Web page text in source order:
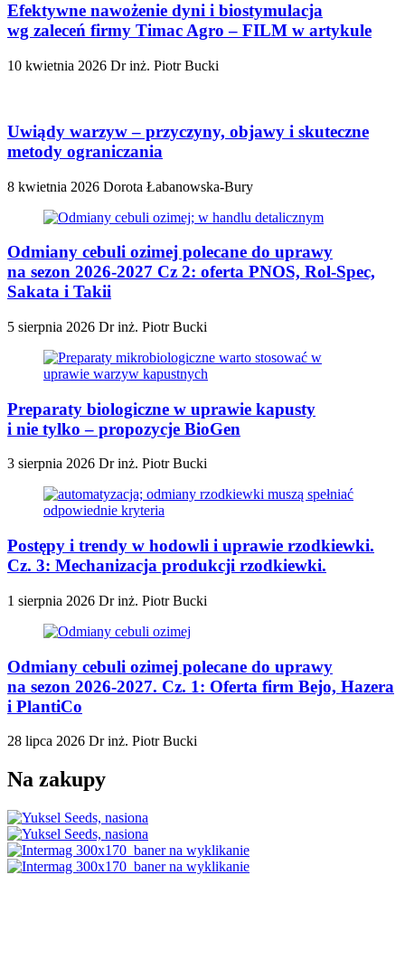
Efektywne nawożenie dyni i biostymulacja
wg zaleceń firmy Timac Agro – FILM w artykule
10 kwietnia 2026 Dr inż. Piotr Bucki
Uwiądy warzyw – przyczyny, objawy i skuteczne
metody ograniczania
8 kwietnia 2026 Dorota Łabanowska-Bury
Odmiany cebuli ozimej polecane do uprawy
na sezon 2026-2027 Cz 2: oferta PNOS, Rol-Spec,
Sakata i Takii
5 sierpnia 2026 Dr inż. Piotr Bucki
Preparaty biologiczne w uprawie kapusty
i nie tylko – propozycje BioGen
3 sierpnia 2026 Dr inż. Piotr Bucki
Postępy i trendy w hodowli i uprawie rzodkiewki.
Cz. 3: Mechanizacja produkcji rzodkiewki.
1 sierpnia 2026 Dr inż. Piotr Bucki
Odmiany cebuli ozimej polecane do uprawy
na sezon 2026-2027. Cz. 1: Oferta firm Bejo, Hazera
i PlantiCo
28 lipca 2026 Dr inż. Piotr Bucki
Na zakupy